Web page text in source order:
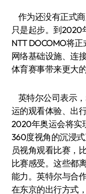
作为还没有正式
只是起步。到2020
NTT DOCOMO将
网络基础设施、连
体育赛事带来更大的
英特尔公司表示
运的观看体验、出
2020年奥运会将实
360度视角的沉浸
员视角观看比赛，
比赛感受。这些都
能力。英特尔与合
在东京的出行方式